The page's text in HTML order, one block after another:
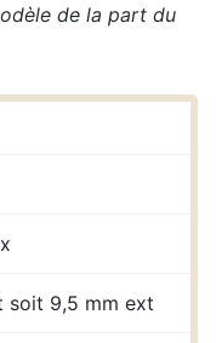
de la part du
soit 9,5 mm ext